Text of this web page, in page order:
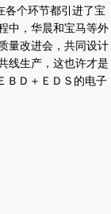
各个环节都引进了宝
中，华晨和宝马等外
量改进会，共同设计
线生产，这也许才是
ＢＤ＋ＥＤＳ的电子